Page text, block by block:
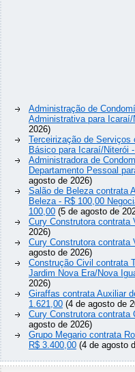
Administração de
Administrativa para Icaraí/
2026)
Terceirização de Serviços
Básico para Icaraí/Niterói
Administradora de
Departamento Pessoal
agosto de 2026)
Salão de Beleza contrata
Beleza - R$ 100,00
100,00 (5 de agosto de
Cury Construtora contrata
2026)
Cury Construtora contrata
agosto de 2026)
Construção Civil contrata
Jardim Nova Era/Nova
2026)
Giraffas contrata Auxiliar
1.621,00 (4 de agosto de
Cury Construtora contrata
agosto de 2026)
Grupo Megario contrata
R$ 3.400,00 (4 de agosto